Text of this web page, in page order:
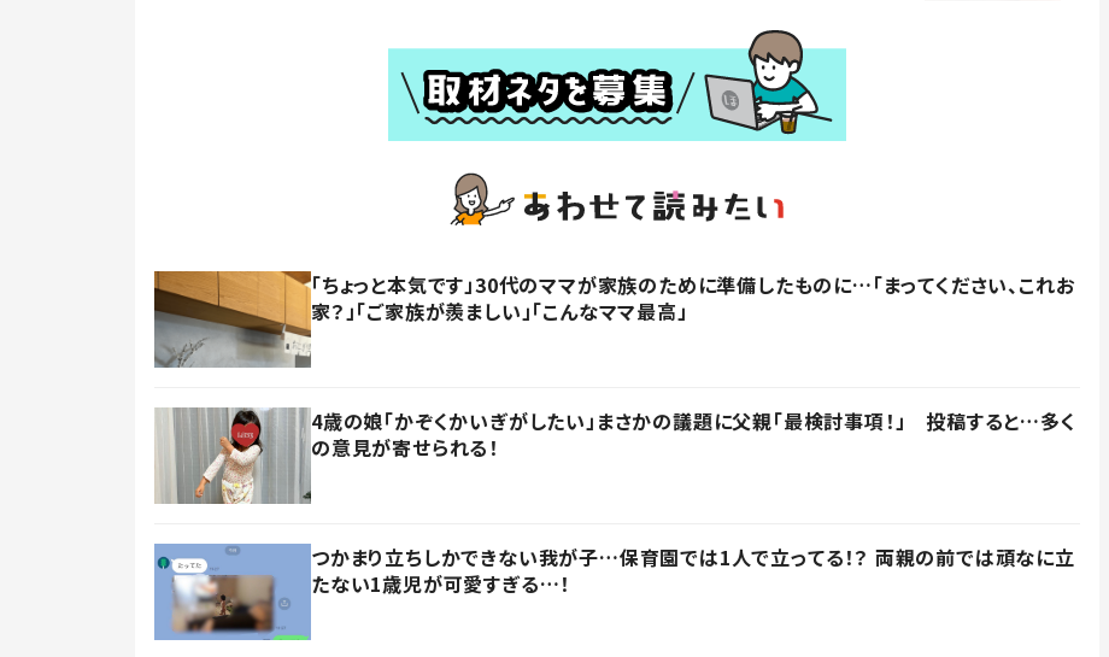
「ちょっと本気です」30代のママが家族のために準備したものに…「まってください、これお
家？」「ご家族が羨ましい」「こんなママ最高」
4歳の娘「かぞくかいぎがしたい」まさかの議題に父親「最検討事項！」 投稿すると…多く
の意見が寄せられる！
つかまり立ちしかできない我が子…保育園では1人で立ってる！？ 両親の前では頑なに立
たない1歳児が可愛すぎる…！